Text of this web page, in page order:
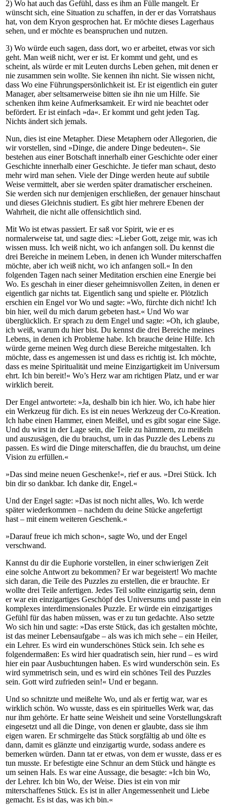
2) Wo hat auch das Gefühl, dass es ihm an Fülle mangelt. Er
wünscht sich, eine Situation zu schaffen, in der er das Vorratshaus
hat, von dem Kryon gesprochen hat. Er möchte dieses Lagerhaus
sehen, und er möchte es beanspruchen und nutzen.
3) Wo würde euch sagen, dass dort, wo er arbeitet, etwas vor sich
geht. Man weiß nicht, wer er ist. Er kommt und geht, und es
scheint, als würde er mit Leuten durchs Leben gehen, mit denen er
nie zusammen sein wollte. Sie kennen ihn nicht. Sie wissen nicht,
dass Wo eine Führungspersönlichkeit ist. Er ist eigentlich ein guter
Manager, aber seltsamerweise bitten sie ihn nie um Hilfe. Sie
schenken ihm keine Aufmerksamkeit. Er wird nie beachtet oder
befördert. Er ist einfach »da«. Er kommt und geht jeden Tag.
Nichts ändert sich jemals.
Nun, dies ist eine Metapher. Diese Metaphern oder Allegorien, die
wir vorstellen, sind »Dinge, die andere Dinge bedeuten«. Sie
bestehen aus einer Botschaft innerhalb einer Geschichte oder einer
Geschichte innerhalb einer Geschichte. Je tiefer man schaut, desto
mehr wird man sehen. Viele der Dinge werden heute auf subtile
Weise vermittelt, aber sie werden später dramatischer erscheinen.
Sie werden sich nur demjenigen erschließen, der genauer hinschaut
und dieses Gleichnis studiert. Es gibt hier mehrere Ebenen der
Wahrheit, die nicht alle offensichtlich sind.
Mit Wo ist etwas passiert. Er saß vor Spirit, wie er es
normalerweise tat, und sagte dies: »Lieber Gott, zeige mir, was ich
wissen muss. Ich weiß nicht, wo ich anfangen soll. Du kennst die
drei Bereiche in meinem Leben, in denen ich Wunder miterschaffen
möchte, aber ich weiß nicht, wo ich anfangen soll.« In den
folgenden Tagen nach seiner Meditation erschien eine Energie bei
Wo. Es geschah in einer dieser geheimnisvollen Zeiten, in denen er
eigentlich gar nichts tat. Eigentlich sang und spielte er. Plötzlich
erschien ein Engel vor Wo und sagte: »Wo, fürchte dich nicht! Ich
bin hier, weil du mich darum gebeten hast.« Und Wo war
überglücklich. Er sprach zu dem Engel und sagte: »Oh, ich glaube,
ich weiß, warum du hier bist. Du kennst die drei Bereiche meines
Lebens, in denen ich Probleme habe. Ich brauche deine Hilfe. Ich
würde gerne meinen Weg durch diese Bereiche mitgestalten. Ich
möchte, dass es angemessen ist und dass es richtig ist. Ich möchte,
dass es meine Spiritualität und meine Einzigartigkeit im Universum
ehrt. Ich bin bereit!« Wo’s Herz war am richtigen Platz, und er war
wirklich bereit.
Der Engel antwortete: »Ja, deshalb bin ich hier. Wo, ich habe hier
ein Werkzeug für dich. Es ist ein neues Werkzeug der Co-Kreation.
Ich habe einen Hammer, einen Meißel, und es gibt sogar eine Säge.
Und du wirst in der Lage sein, die Teile zu hämmern, zu meißeln
und auszusägen, die du brauchst, um in das Puzzle des Lebens zu
passen. Es wird die Dinge miterschaffen, die du brauchst, um deine
Vision zu erfüllen.«
»Das sind meine neuen Geschenke!«, rief er aus. »Drei Stück. Ich
bin dir so dankbar. Ich danke dir, Engel.«
Und der Engel sagte: »Das ist noch nicht alles, Wo. Ich werde
später wiederkommen – nachdem du deine Stücke angefertigt
hast – mit einem weiteren Geschenk.«
»Darauf freue ich mich schon«, sagte Wo, und der Engel
verschwand.
Kannst du dir die Euphorie vorstellen, in einer schwierigen Zeit
eine solche Antwort zu bekommen? Er war begeistert! Wo machte
sich daran, die Teile des Puzzles zu erstellen, die er brauchte. Er
wollte drei Teile anfertigen. Jedes Teil sollte einzigartig sein, denn
er war ein einzigartiges Geschöpf des Universums und passte in ein
komplexes interdimensionales Puzzle. Er würde ein einzigartiges
Gefühl für das haben müssen, was er zu tun gedachte. Also setzte
Wo sich hin und sagte: »Das erste Stück, das ich gestalten möchte,
ist das meiner Lebensaufgabe – als was ich mich sehe – ein Heiler,
ein Lehrer. Es wird ein wunderschönes Stück sein. Ich sehe es
folgendermaßen: Es wird hier quadratisch sein, hier rund – es wird
hier ein paar Ausbuchtungen haben. Es wird wunderschön sein. Es
wird symmetrisch sein, und es wird ein schönes Teil des Puzzles
sein. Gott wird zufrieden sein!« Und er begann.
Und so schnitzte und meißelte Wo, und als er fertig war, war es
wirklich schön. Wo wusste, dass es ein spirituelles Werk war, das
nur ihm gehörte. Er hatte seine Weisheit und seine Vorstellungskraft
eingesetzt und all die Dinge, von denen er glaubte, dass sie ihm
eigen waren. Er schmirgelte das Stück sorgfältig ab und ölte es
dann, damit es glänzte und einzigartig wurde, sodass andere es
bemerken würden. Dann tat er etwas, von dem er wusste, dass er es
tun musste. Er befestigte eine Schnur an dem Stück und hängte es
um seinen Hals. Es war eine Aussage, die besagte: »Ich bin Wo,
der Lehrer. Ich bin Wo, der Weise. Dies ist ein von mir
miterschaffenes Stück. Es ist in aller Angemessenheit und Liebe
gemacht. Es ist das, was ich bin.«